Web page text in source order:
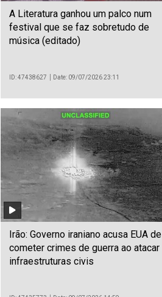
A Literatura ganhou um palco num
festival que se faz sobretudo de
música (editado)
ID: 47438627 Date: 09/07/2026 23:11
Irão: Governo iraniano acusa EUA de
cometer crimes de guerra ao atacar
infraestruturas civis